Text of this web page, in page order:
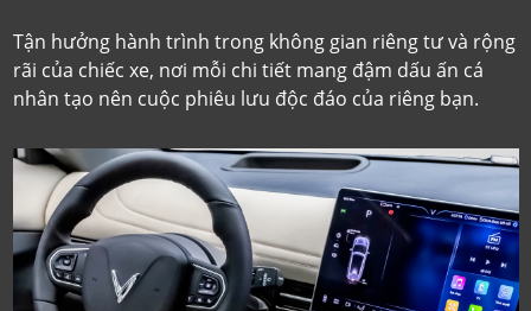
Tận hưởng hành trình trong không gian riêng tư và rộng
rãi của chiếc xe, nơi mỗi chi tiết mang đậm dấu ấn cá
nhân tạo nên cuộc phiêu lưu độc đáo của riêng bạn.